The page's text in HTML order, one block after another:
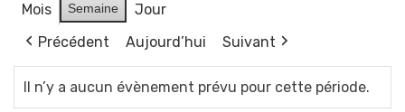
Mois Semaine
Jour
Précédent
Aujourd’hui Suivant
Il n’y a aucun évènement prévu pour cette période.